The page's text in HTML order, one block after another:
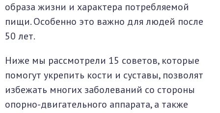
образа жизни и характера потребляемой
пищи. Особенно это важно для людей после
50 лет.
Ниже мы рассмотрели 15 советов, которые
помогут укрепить кости и суставы, позволят
избежать многих заболеваний со стороны
опорно-двигательного аппарата, а также